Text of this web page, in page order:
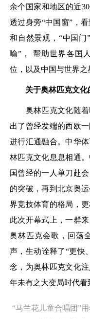
余个国家和地区的近
透过身旁“中国窗”，
和自然景观，“中国门
喻”， 帮助世界各国
位，以及中国与世界之
关于奥林匹克文化
奥林匹克文化随着
出了曾经发端的西欧
进行汇通融合。中华
林匹克文化息息相通
国曾经的一人单刀赴
的突破，再到北京奥
界竞技体育的格局，
此次开幕式上，一群
奥林匹克会歌，回荡
声，生动诠释了“更
念，为奥林匹克文化
年未有之大变局时代看
“马兰花儿童合唱团”